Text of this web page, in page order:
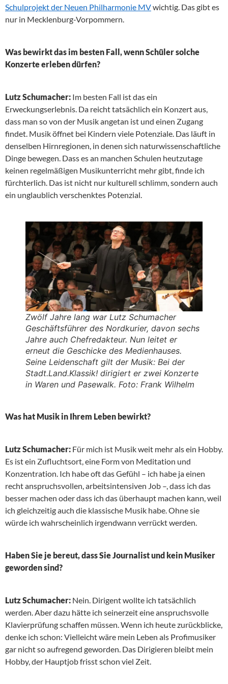
Schulprojekt der Neuen Philharmonie MVwichtig. Das gibt es
nur in Mecklenburg-Vorpommern.
Was bewirkt das im besten Fall, wenn Schüler solche
Konzerte erleben dürfen?
Lutz Schumacher: Im besten Fall ist das ein
Erweckungserlebnis. Da reicht tatsächlich ein Konzert aus,
dass man so von der Musik angetan ist und einen Zugang
findet. Musik öffnet bei Kindern viele Potenziale. Das läuft in
denselben Hirnregionen, in denen sich naturwissenschaftliche
Dinge bewegen. Dass es an manchen Schulen heutzutage
keinen regelmäßigen Musikunterricht mehr gibt, finde ich
fürchterlich. Das ist nicht nur kulturell schlimm, sondern auch
ein unglaublich verschenktes Potenzial.
Zwölf Jahre lang war Lutz Schumacher
Geschäftsführer des Nordkurier, davon sechs
Jahre auch Chefredakteur. Nun leitet er
erneut die Geschicke des Medienhauses.
Seine Leidenschaft gilt der Musik: Bei der
Stadt.Land.Klassik! dirigiert er zwei Konzerte
in Waren und Pasewalk. Foto: Frank Wilhelm
Was hat Musik in Ihrem Leben bewirkt?
Lutz Schumacher: Für mich ist Musik weit mehr als ein Hobby.
Es ist ein Zufluchtsort, eine Form von Meditation und
Konzentration. Ich habe oft das Gefühl – ich habe ja einen
recht anspruchsvollen, arbeitsintensiven Job –, dass ich das
besser machen oder dass ich das überhaupt machen kann, weil
ich gleichzeitig auch die klassische Musik habe. Ohne sie
würde ich wahrscheinlich irgendwann verrückt werden.
Haben Sie je bereut, dass Sie Journalist und kein Musiker
geworden sind?
Lutz Schumacher: Nein. Dirigent wollte ich tatsächlich
werden. Aber dazu hätte ich seinerzeit eine anspruchsvolle
Klavierprüfung schaffen müssen. Wenn ich heute zurückblicke,
denke ich schon: Vielleicht wäre mein Leben als Profimusiker
gar nicht so aufregend geworden. Das Dirigieren bleibt mein
Hobby, der Hauptjob frisst schon viel Zeit.